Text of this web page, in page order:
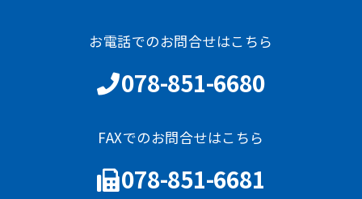
お電話でのお問合せはこちら
078-851-6680
FAXでのお問合せはこちら
078-851-6681